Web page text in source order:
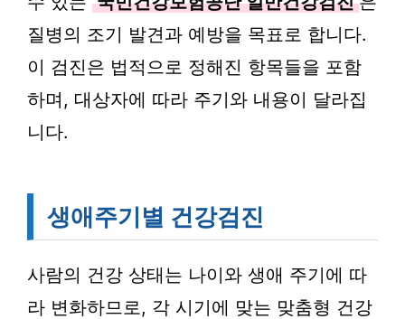
질병의 조기 발견과 예방을 목표로 합니다.
이 검진은 법적으로 정해진 항목들을 포함
하며, 대상자에 따라 주기와 내용이 달라집
니다.
생애주기별 건강검진
사람의 건강 상태는 나이와 생애 주기에 따
라 변화하므로, 각 시기에 맞는 맞춤형 건강